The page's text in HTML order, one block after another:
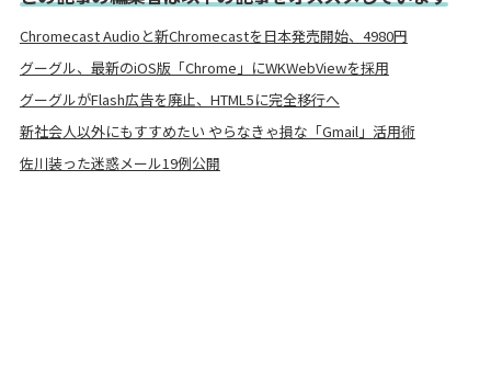
Chromecast Audioと新Chromecastを日本発売開始、4980円
グーグル、最新のiOS版「Chrome」にWKWebViewを採用
グーグルがFlash広告を廃止、HTML5に完全移行へ
新社会人以外にもすすめたい やらなきゃ損な「Gmail」活用術
佐川装った迷惑メール19例公開